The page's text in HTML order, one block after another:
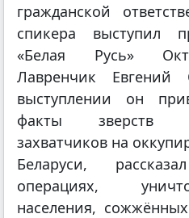
гражданской
спикера выступил
«Белая Русь»
Лавренчик
выступлении он
факты зверств
захватчиков на
Беларуси,
операциях,
населения,